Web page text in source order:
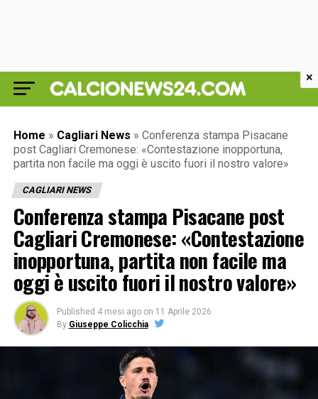
Home » Cagliari News » Conferenza stampa Pisacane
post Cagliari Cremonese: «Contestazione inopportuna,
partita non facile ma oggi è uscito fuori il nostro valore»
CAGLIARI NEWS
Conferenza stampa Pisacane post
Cagliari Cremonese: «Contestazione
inopportuna, partita non facile ma
oggi è uscito fuori il nostro valore»
Published 4 mesi ago on 11 Aprile 2026
By Giuseppe Colicchia
×